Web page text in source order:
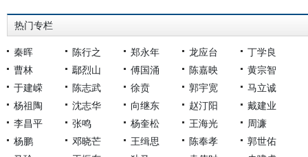
热门专栏
秦晖 陈行之 郑永年 龙应台
丁学良
曹林
鄢烈山 傅国涌 陈嘉映
黄宗智
于建嵘
陈志武 徐贲 郭宇宽
马立诚
杨祖陶
沈志华 向继东 赵汀阳
戴建业
李昌平
张鸣 杨奎松 王海光
周濂
杨鹏
邓晓芒 王缉思 陈奉孝
郭世佑